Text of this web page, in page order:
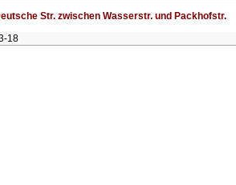
Str. zwischen Wasserstr. und Packhofstr.
18